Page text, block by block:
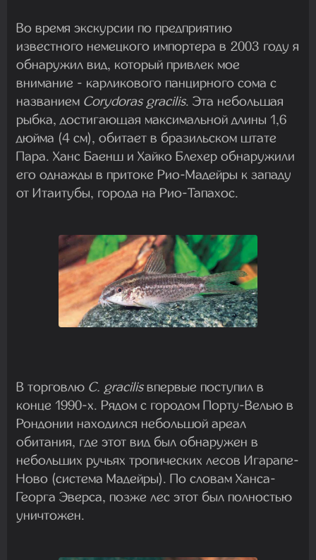
Во время экскурсии по предприятию
известного немецкого импортера в 2003 году я
обнаружил вид, который привлек мое
внимание - карликового панцирного сома с
названием Corydoras gracilis. Эта небольшая
рыбка, достигающая максимальной длины 1,6
дюйма (4 см), обитает в бразильском штате
Пара. Ханс Баенш и Хайко Блехер обнаружили
его однажды в притоке Рио-Мадейры к западу
от Итаитубы, города на Рио-Тапахос.
В торговлю C. gracilisвпервые поступил в
конце 1990-х. Рядом с городом Порту-Велью в
Рондонии находился небольшой ареал
обитания, где этот вид был обнаружен в
небольших ручьях тропических лесов Игарапе-
Ново (система Мадейры). По словам Ханса-
Георга Эверса, позже лес этот был полностью
уничтожен.